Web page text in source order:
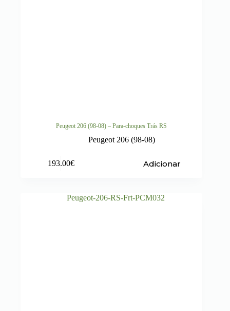
Peugeot 206 (98-08) – Para-choques Trás RS
Peugeot 206 (98-08)
193.00€ Adicionar